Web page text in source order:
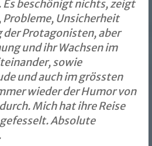
Es beschönigt nichts, zeigt
Unsicherheit
der Protagonisten, aber
und ihr Wachsen im
sowie
und auch im grössten
wieder der Humor von
Mich hat ihre Reise
Absolute